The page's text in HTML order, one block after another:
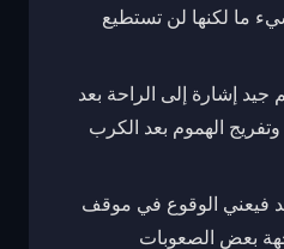
ما لكنها لن تستطيع
إشارة إلى الراحة بعد
الهموم بعد الكرب
فيعني الوقوع في موقف
بعض الصعوبات